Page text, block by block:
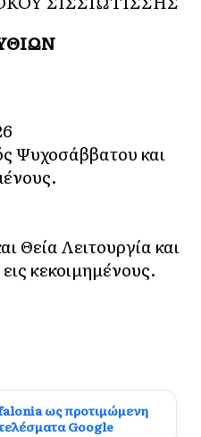
Ψυχοσάββατου και
Θεία Λειτουργία και
κεκοιμημένους.
ως προτιμώμενη
Google